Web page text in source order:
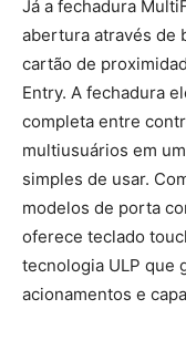
Já a fechadura
abertura através de
cartão de
Entry. A fechadura
completa entre
multiusuários em
simples de usar.
modelos de porta
oferece teclado
tecnologia ULP que
acionamentos e